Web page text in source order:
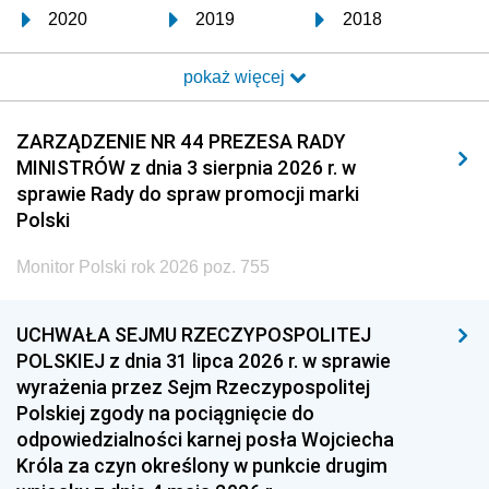
2020 2019 2018
2017 2016 2015
2014 2013 2012
2011 2010 2009
2008 2007 2006
2005
1996 1995 1994
1993 1992 1991
1990 1989
1987 1986 1985
pokaż więcej
ZARZĄDZENIE NR 44 PREZESA RADY
MINISTRÓW z dnia 3 sierpnia 2026 r. w
sprawie Rady do spraw promocji marki
Polski
Monitor Polski rok 2026 poz. 755
UCHWAŁA SEJMU RZECZYPOSPOLITEJ
POLSKIEJ z dnia 31 lipca 2026 r. w sprawie
wyrażenia przez Sejm Rzeczypospolitej
Polskiej zgody na pociągnięcie do
odpowiedzialności karnej posła Wojciecha
Króla za czyn określony w punkcie drugim